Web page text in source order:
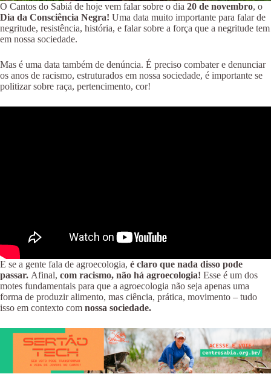
O Cantos do Sabiá de hoje vem falar sobre o dia 20 de novembro, o
Dia da Consciência Negra! Uma data muito importante para falar de
negritude, resistência, história, e falar sobre a força que a negritude tem
em nossa sociedade.
Mas é uma data também de denúncia. É preciso combater e denunciar
os anos de racismo, estruturados em nossa sociedade, é importante se
politizar sobre raça, pertencimento, cor!
E se a gente fala de agroecologia, é claro que nada disso pode
passar. Afinal, com racismo, não há agroecologia! Esse é um dos
motes fundamentais para que a agroecologia não seja apenas uma
forma de produzir alimento, mas ciência, prática, movimento – tudo
isso em contexto com nossa sociedade.